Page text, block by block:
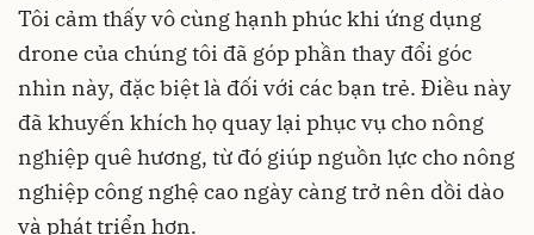
Tôi cảm thấy vô cùng hạnh phúc khi ứng dụng
drone của chúng tôi đã góp phần thay đổi góc
nhìn này, đặc biệt là đối với các bạn trẻ. Điều này
đã khuyến khích họ quay lại phục vụ cho nông
nghiệp quê hương, từ đó giúp nguồn lực cho nông
nghiệp công nghệ cao ngày càng trở nên dồi dào
và phát triển hơn.